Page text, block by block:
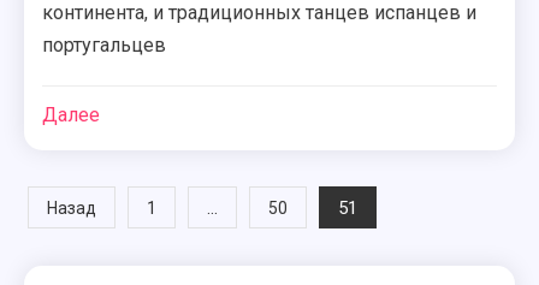
континента, и традиционных танцев испанцев и
португальцев
Далее
Навигация
Назад 1 … 50 51